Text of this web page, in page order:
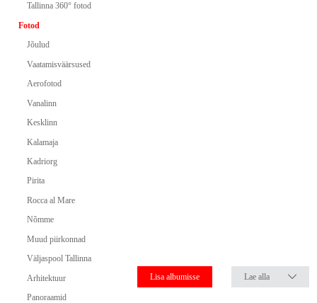
Tallinna 360° fotod
Fotod
Jõulud
Vaatamisväärsused
Aerofotod
Vanalinn
Kesklinn
Kalamaja
Kadriorg
Pirita
Rocca al Mare
Nõmme
Muud piirkonnad
Väljaspool Tallinna
Arhitektuur
Panoraamid
Lisa albumisse Lae alla